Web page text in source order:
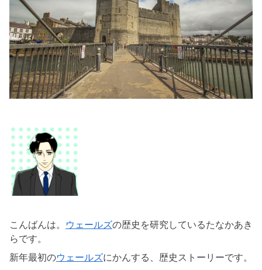
こんばんは。 ウェールズの歴史を研究しているたなかあき
らです。
新年最初のウェールズにかんする、歴史ストーリーです。